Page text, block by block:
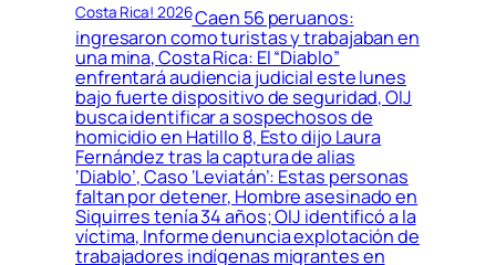
Costa Rica! 2026Caen 56 peruanos:
ingresaron como turistas y trabajaban en
una mina, Costa Rica: El “Diablo”
enfrentará audiencia judicial este lunes
bajo fuerte dispositivo de seguridad, OIJ
busca identificar a sospechosos de
homicidio en Hatillo 8, Esto dijo Laura
Fernández tras la captura de alias
‘Diablo’, Caso ‘Leviatán’: Estas personas
faltan por detener, Hombre asesinado en
Siquirres tenía 34 años; OIJ identificó a la
víctima, Informe denuncia explotación de
trabajadores indígenas migrantes en